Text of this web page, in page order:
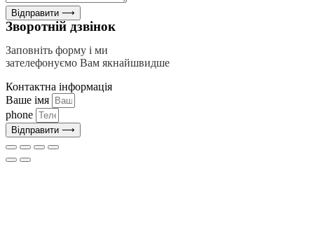
Відправити ⟶
Зворотній дзвінок
Заповніть форму і ми
зателефонуємо Вам якнайшвидше
Контактна інформація
Ваше імя
phone
Відправити ⟶